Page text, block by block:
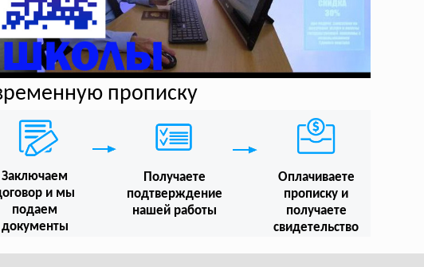
прописку
Заключаем
и мы
подаем
документы
Получаете
подтверждение
нашей работы
Оплачиваете
прописку и
получаете
свидетельство